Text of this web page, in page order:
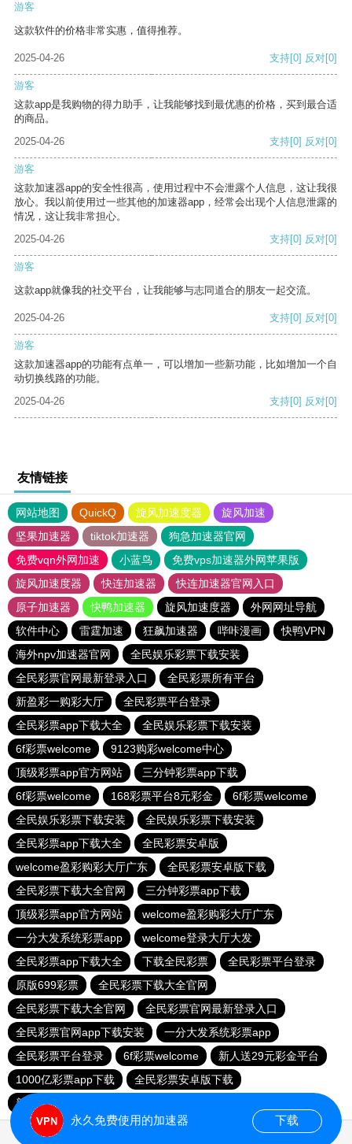
游客
这款软件的价格非常实惠，值得推荐。
2025-04-26 支持[0] 反对[0]
游客
这款app是我购物的得力助手，让我能够找到最优惠的价格，买到最合适
的商品。
2025-04-26
支持[0] 反对[0]
游客
这款加速器app的安全性很高，使用过程中不会泄露个人信息，这让我很
放心。我以前使用过一些其他的加速器app，经常会出现个人信息泄露的
情况，这让我非常担心。
2025-04-26
支持[0] 反对[0]
游客
这款app就像我的社交平台，让我能够与志同道合的朋友一起交流。
2025-04-26 支持[0] 反对[0]
游客
这款加速器app的功能有点单一，可以增加一些新功能，比如增加一个自
动切换线路的功能。
2025-04-26
支持[0] 反对[0]
友情链接
网站地图 QuickQ 旋风加速度器
旋风加速
坚果加速器
tiktok加速器
狗急加速器官网
免费vqn外网加速
小蓝鸟
免费vps加速器外网苹果版
旋风加速度器
快连加速器
快连加速器官网入口
原子加速器
快鸭加速器 旋风加速度器
外网网址导航
软件中心
雷霆加速 狂飙加速器 哔咔漫画
快鸭VPN
海外npv加速器官网
全民娱乐彩票下载安装
全民彩票官网最新登录入口
全民彩票所有平台
新盈彩一购彩大厅
全民彩票平台登录
全民彩票app下载大全
全民娱乐彩票下载安装
6f彩票welcome
9123购彩welcome中心
顶级彩票app官方网站
三分钟彩票app下载
6f彩票welcome
168彩票平台8元彩金
6f彩票welcome
全民娱乐彩票下载安装
全民娱乐彩票下载安装
全民彩票app下载大全
全民彩票安卓版
welcome盈彩购彩大厅广东
全民彩票安卓版下载
全民彩票下载大全官网
三分钟彩票app下载
顶级彩票app官方网站
welcome盈彩购彩大厅广东
一分大发系统彩票app
welcome登录大厅大发
全民彩票app下载大全
下载全民彩票
全民彩票平台登录
原版699彩票
全民彩票下载大全官网
全民彩票下载大全官网
全民彩票官网最新登录入口
全民彩票官网app下载安装
一分大发系统彩票app
全民彩票平台登录
6f彩票welcome
新人送29元彩金平台
1000亿彩票app下载
全民彩票安卓版下载
新人送29元彩金平台
永久免费使用的加速器 下载